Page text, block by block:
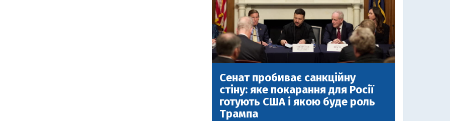
Сенат пробиває санкційну
стіну: яке покарання для Росії
готують США і якою буде роль
Трампа